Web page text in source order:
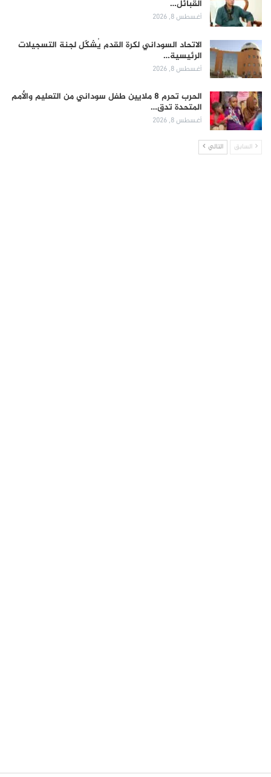
القبائل…
أغسطس 8, 2026
الاتحاد السوداني لكرة القدم يُشكّل لجنة التسجيلات
الرئيسية…
أغسطس 8, 2026
الحرب تحرم 8 ملايين طفل سوداني من التعليم والأمم
المتحدة تدق…
أغسطس 8, 2026
السابق التالي